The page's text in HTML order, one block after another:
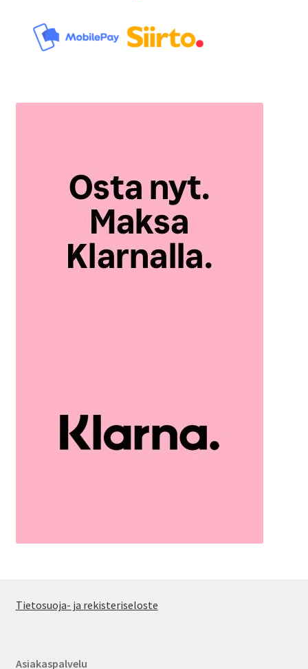
Tietosuoja- ja rekisteriseloste
Asiakaspalvelu